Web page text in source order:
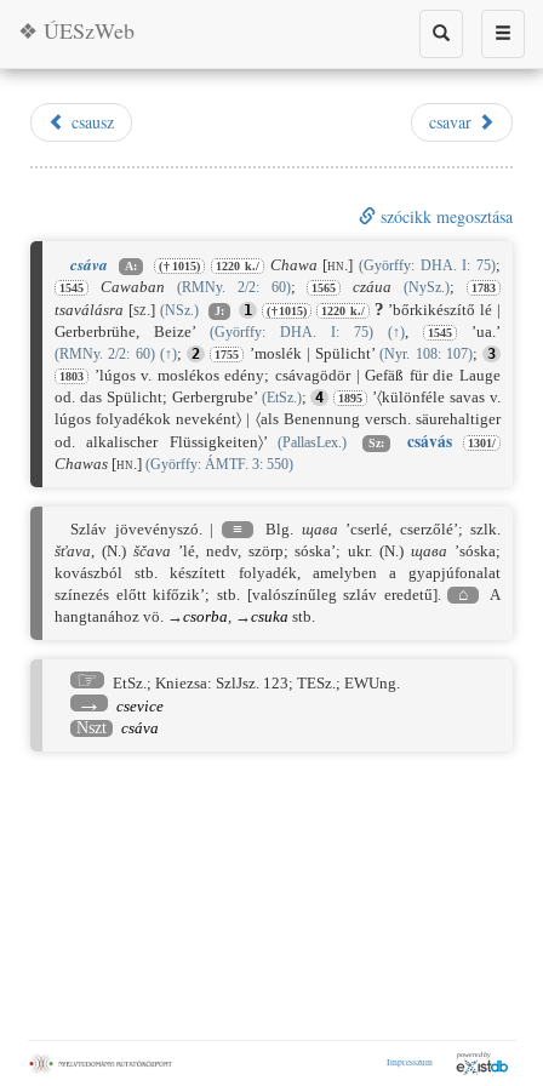
Toggle
Toggle
search
❖ ÚESzWeb
csausz csavar
szócikk megosztása
csáva A: (†1015) 1220 k./ Chawa [hn.] (Györffy: DHA. I: 75);
1545 Cawaban (RMNy. 2/2: 60); 1565 czáua (NySz.); 1783
tsaválásra [sz.] (NSz.) J: 1 (†1015) 1220 k./ ? ’bőrkikészítő lé |
Gerberbrühe, Beize’ (Györffy: DHA. I: 75) (↑), 1545 ’ua.’
(RMNy. 2/2: 60) (↑); 2 1755 ’moslék | Spülicht’(Nyr. 108: 107); 3
1803
’lúgos v. moslékos edény; csávagödör | Gefäß für die Lauge
od. das Spülicht; Gerbergrube’ (EtSz.); 4 1895
’〈különféle savas v.
lúgos folyadékok neveként〉 | 〈als Benennung versch. säurehaltiger
od. alkalischer Flüssigkeiten〉’ (PallasLex.) Sz: csávás 1301/
Chawas [hn.] (Györffy: ÁMTF. 3: 550)
Szláv jövevényszó. | ≡ Blg. щава ’cserlé, cserzőlé’; szlk.
šťava, (N.) ščava ’lé, nedv, szörp; sóska’; ukr. (N.)щава ’sóska;
kovászból stb. készített folyadék, amelyben a gyapjúfonalat
színezés előtt kifőzik’; stb. [valószínűleg szláv eredetű].
⌂
A
hangtanához vö. →csorba, →csuka stb.
☞ EtSz.;Kniezsa: SzlJsz. 123;TESz.;EWUng.
→
csevice
Nszt
csáva